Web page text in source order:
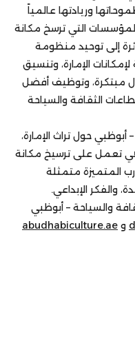
وريادتها عالمياً
التي ترسخ مكانة
إلى توحيد منظومة
الإمارة، وتنسيق
مبتكرة، وتوظيف أفضل
الثقافة والسياحة
أبوظبي حول تراث الإمارة،
تعمل على ترسيخ مكانة
المتميزة متمثلة
والفكر الإبداعي.
والسياحة – أبوظبي
و abudhabiculture.ae